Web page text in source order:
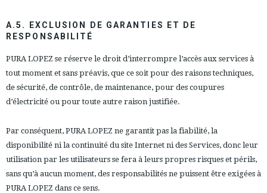
A.5. EXCLUSION DE GARANTIES ET DE
RESPONSABILITÉ
PURA LOPEZ se réserve le droit d’interrompre l’accès aux services à
tout moment et sans préavis, que ce soit pour des raisons techniques,
de sécurité, de contrôle, de maintenance, pour des coupures
d’électricité ou pour toute autre raison justifiée.
Par conséquent, PURA LOPEZ ne garantit pas la fiabilité, la
disponibilité ni la continuité du site Internet ni des Services, donc leur
utilisation par les utilisateurs se fera à leurs propres risques et périls,
sans qu’à aucun moment, des responsabilités ne puissent être exigées à
PURA LOPEZ dans ce sens.